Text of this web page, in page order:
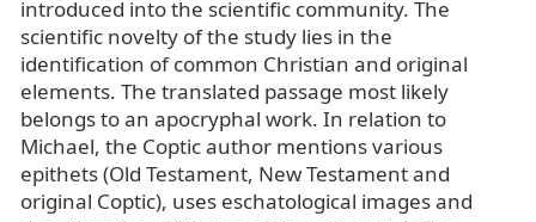
introduced into the scientific community. The
scientific novelty of the study lies in the
identification of common Christian and original
elements. The translated passage most likely
belongs to an apocryphal work. In relation to
Michael, the Coptic author mentions various
epithets (Old Testament, New Testament and
original Coptic), uses eschatological images and